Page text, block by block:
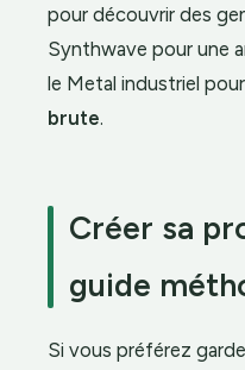
pour découvrir des
Synthwave pour une
le Metal industriel
brute.
Créer sa
guide
Si vous préférez